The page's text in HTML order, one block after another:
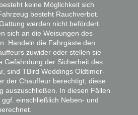
keine Möglichkeit sich
besteht Rauchverbot.
werden nicht befördert.
sich an die Weisungen des
Handeln die Fahrgäste den
zuwider oder stellen sie
Gefährdung der Sicherheit des
sind TBird Weddings Oldtimer-
der Chauffeur berechtigt, diese
auszuschließen. In diesen Fällen
einschließlich Neben- und